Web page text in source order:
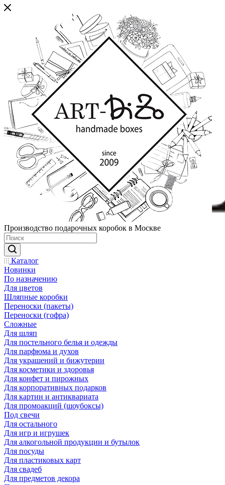
Производство подарочных коробок в Москве
Каталог
Новинки
По назначению
Для цветов
Шляпные коробки
Переноски (пакеты)
Переноски (гофра)
Сложные
Для шляп
Для постельного белья и одежды
Для парфюма и духов
Для украшений и бижутерии
Для косметики и здоровья
Для конфет и пирожных
Для корпоративных подарков
Для картин и антиквариата
Для промоакций (шоубоксы)
Под свечи
Для остального
Для игр и игрушек
Для алкогольной продукции и бутылок
Для посуды
Для пластиковых карт
Для свадеб
Для предметов декора